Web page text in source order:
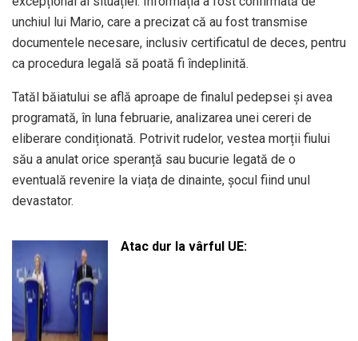
unchiul lui Mario, care a precizat că au fost transmise
documentele necesare, inclusiv certificatul de deces, pentru
ca procedura legală să poată fi îndeplinită.
Tatăl băiatului se află aproape de finalul pedepsei și avea
programată, în luna februarie, analizarea unei cereri de
eliberare condiționată. Potrivit rudelor, vestea morții fiului
său a anulat orice speranță sau bucurie legată de o
eventuală revenire la viața de dinainte, șocul fiind unul
devastator.
Atac dur la vârful UE: